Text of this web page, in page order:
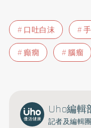
口吐白沫
癲癇
腦瘤
Uho編輯
記者及編輯